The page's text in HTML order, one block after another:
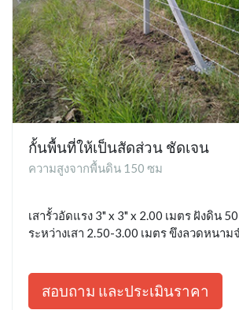
กั้นพื้นที่ให้เป็นสัดส่วน ชัดเจน
ความสูงจากพื้นดิน 150 ซม
เสารั้วอัดแรง 3" x 3" x 2.00 เมตร ฝังดิน
ระหว่างเสา 2.50-3.00 เมตร ขึงลวดหนาม
สอบถาม และประเมินราคา